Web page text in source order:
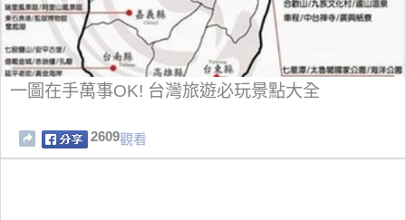
一圖在手萬事OK! 台灣旅遊必玩景點大全
2609觀看